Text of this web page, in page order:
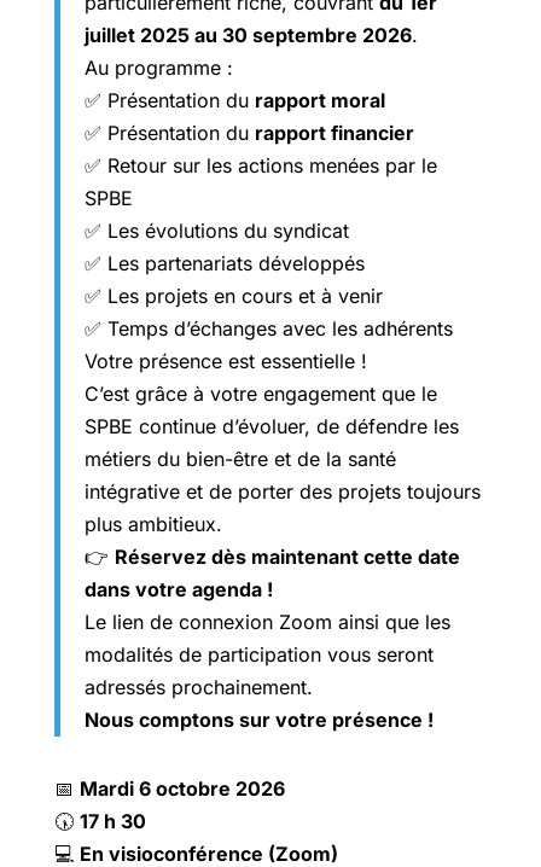
juillet 2025 au 30 septembre 2026.
Au programme :
✅ Présentation du rapport moral
✅ Présentation du rapport financier
✅ Retour sur les actions menées par le
SPBE
✅ Les évolutions du syndicat
✅ Les partenariats développés
✅ Les projets en cours et à venir
✅ Temps d’échanges avec les adhérents
Votre présence est essentielle !
C’est grâce à votre engagement que le
SPBE continue d’évoluer, de défendre les
métiers du bien-être et de la santé
intégrative et de porter des projets toujours
plus ambitieux.
👉 Réservez dès maintenant cette date
dans votre agenda !
Le lien de connexion Zoom ainsi que les
modalités de participation vous seront
adressés prochainement.
Nous comptons sur votre présence !
📅 Mardi 6 octobre 2026
🕠 17 h 30
💻 En visioconférence (Zoom)